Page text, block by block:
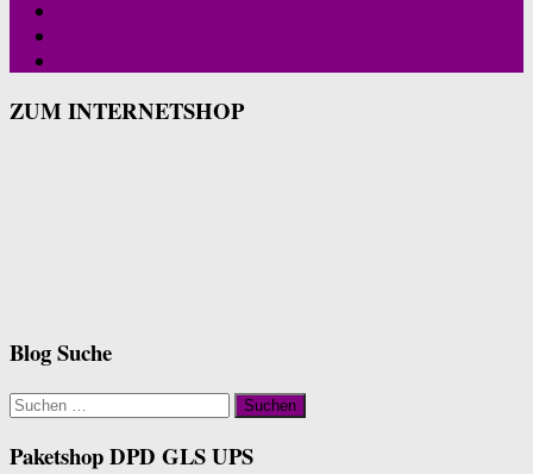
ZUM INTERNETSHOP
Blog Suche
Suchen
nach:
Paketshop DPD GLS UPS